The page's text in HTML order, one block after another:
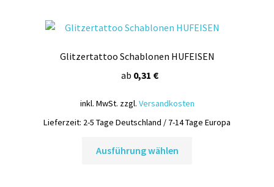
auf.
Optionen
der
Produktseite
Glitzertattoo Schablonen HUFEISEN
ab 0,31 €
inkl. MwSt. zzgl. Versandkosten
Lieferzeit: 2-5 Tage Deutschland / 7-14 Tage Europa
Ausführung wählen